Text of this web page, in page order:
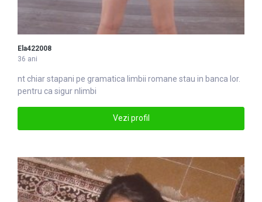
Ela422008
36 ani
nt chiar stapani pe gramatica limbii romane stau in banca lor.
pentru ca sigur nlimbi
Vezi profil